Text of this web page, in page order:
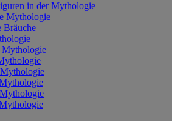
in der Mythologie
Mythologie
Bräuche
Mythologie